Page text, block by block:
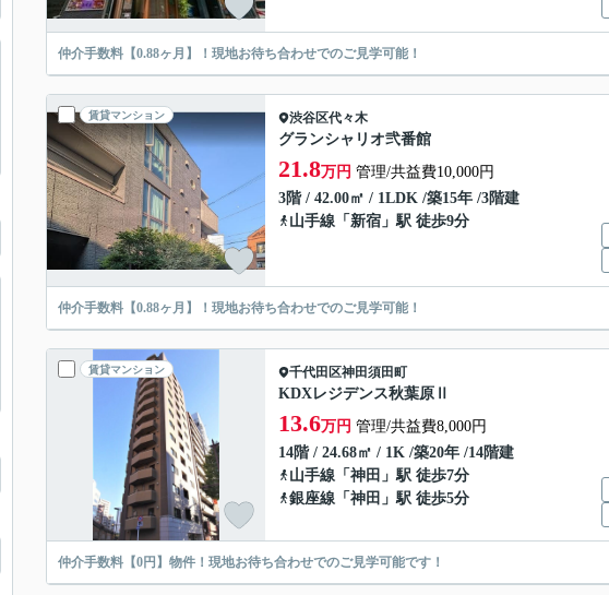
仲介手数料【0.88ヶ月】！現地お待ち合わせでのご見学可能！
賃貸マンション 渋谷区代々木
グランシャリオ弐番館
21.8万円 管理/共益費10,000円
3階 / 42.00㎡ / 1LDK /築15年 /3階建
山手線 「 新宿 」駅 徒歩9分
仲介手数料【0.88ヶ月】！現地お待ち合わせでのご見学可能！
賃貸マンション 千代田区神田須田町
KDXレジデンス秋葉原Ⅱ
13.6万円 管理/共益費8,000円
14階 / 24.68㎡ / 1K /築20年 /14階建
山手線 「 神田 」駅 徒歩7分
銀座線 「 神田 」駅 徒歩5分
仲介手数料【0円】物件！現地お待ち合わせでのご見学可能です！